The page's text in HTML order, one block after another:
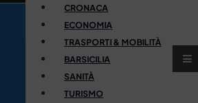
CRONACA
ECONOMIA
TRASPORTI & MOBILITÀ
BARSICILIA
SANITÀ
TURISMO